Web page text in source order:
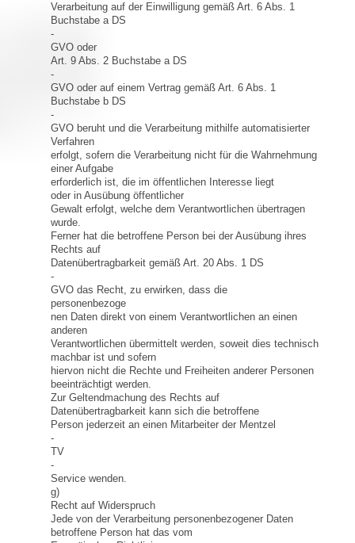
Verarbeitung auf der Einwilligung gemäß Art. 6 Abs. 1
Buchstabe a DS
-
GVO oder
Art. 9 Abs. 2 Buchstabe a DS
-
GVO oder auf einem Vertrag gemäß Art. 6 Abs. 1
Buchstabe b DS
-
GVO beruht und die Verarbeitung mithilfe automatisierter
Verfahren
erfolgt, sofern die Verarbeitung nicht für die Wahrnehmung
einer Aufgabe
erforderlich ist, die im öffentlichen Interesse liegt
oder in Ausübung öffentlicher
Gewalt erfolgt, welche dem Verantwortlichen übertragen
wurde.
Ferner hat die betroffene Person bei der Ausübung ihres
Rechts auf
Datenübertragbarkeit gemäß Art. 20 Abs. 1 DS
-
GVO das Recht, zu erwirken, dass die
personenbezoge
nen Daten direkt von einem Verantwortlichen an einen
anderen
Verantwortlichen übermittelt werden, soweit dies technisch
machbar ist und sofern
hiervon nicht die Rechte und Freiheiten anderer Personen
beeinträchtigt werden.
Zur Geltendmachung des Rechts auf
Datenübertragbarkeit kann sich die betroffene
Person jederzeit an einen Mitarbeiter der Mentzel
-
TV
-
Service wenden.
g)
Recht auf Widerspruch
Jede von der Verarbeitung personenbezogener Daten
betroffene Person hat das vom